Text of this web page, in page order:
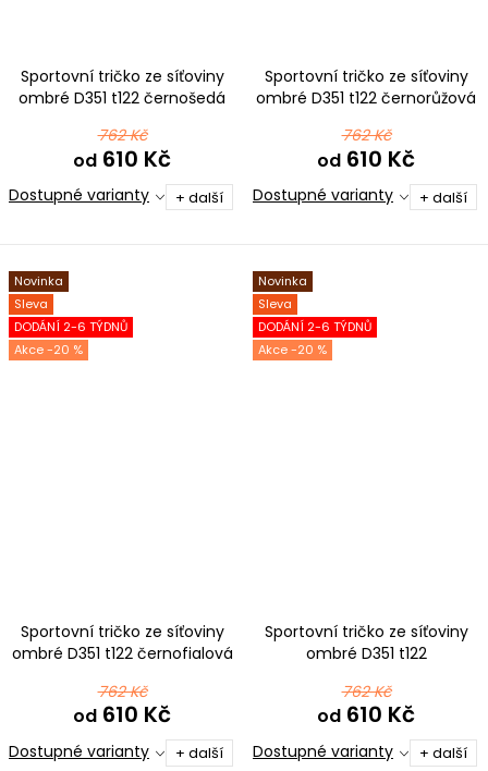
Sportovní tričko ze síťoviny
ombré D351 t122 černošedá
762 Kč
od 610 Kč
Dostupné varianty + další
Sportovní tričko ze síťoviny
ombré D351 t122 černorůžová
762 Kč
od 610 Kč
Dostupné varianty + další
Novinka
Sleva
DODÁNÍ 2-6 TÝDNŮ
-20 %
Sportovní tričko ze síťoviny
ombré D351 t122 černofialová
762 Kč
od 610 Kč
Dostupné varianty + další
Novinka
Sleva
DODÁNÍ 2-6 TÝDNŮ
-20 %
Sportovní tričko ze síťoviny
ombré D351 t122
762 Kč
od 610 Kč
Dostupné varianty + další